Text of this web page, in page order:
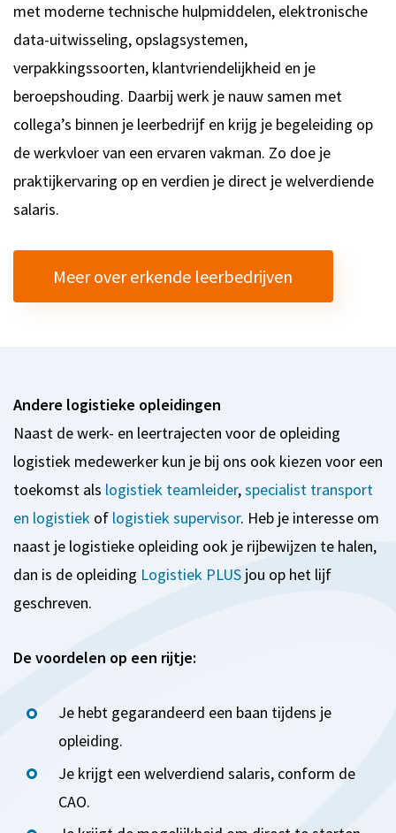
met moderne technische hulpmiddelen, elektronische
data-uitwisseling, opslagsystemen,
verpakkingssoorten, klantvriendelijkheid en je
beroepshouding. Daarbij werk je nauw samen met
collega’s binnen je leerbedrijf en krijg je begeleiding op
de werkvloer van een ervaren vakman. Zo doe je
praktijkervaring op en verdien je direct je welverdiende
salaris.
Meer over erkende leerbedrijven
Andere logistieke opleidingen
Naast de werk- en leertrajecten voor de opleiding
logistiek medewerker kun je bij ons ook kiezen voor een
toekomst als logistiek teamleider,specialist transport
en logistiek of logistiek supervisor. Heb je interesse om
naast je logistieke opleiding ook je rijbewijzen te halen,
dan is de opleiding Logistiek PLUS jou op het lijf
geschreven.
De voordelen op een rijtje:
Je hebt gegarandeerd een baan tijdens je
opleiding.
Je krijgt een welverdiend salaris, conform de
CAO.